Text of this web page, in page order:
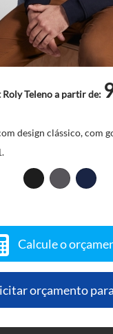
Teleno a partir de:
design clássico, com
Calcule o
orçamento